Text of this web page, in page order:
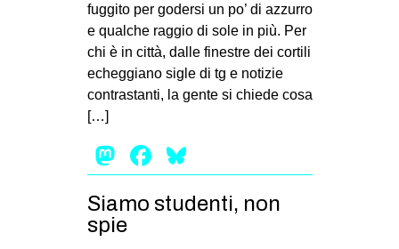
SPORT POPOLARE
MOVIMENTI
AMBIENTE
DIRITTO ALL’ABITARE
GENERI
MIGRAZIONI
fuggito per godersi un po’ di azzurro
e qualche raggio di sole in più. Per
chi è in città, dalle finestre dei cortili
echeggiano sigle di tg e notizie
contrastanti, la gente si chiede cosa
[…]
Mastodon
Facebook
Siamo studenti, non
spie